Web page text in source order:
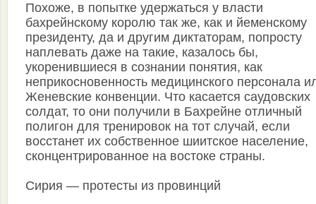
Похоже, в попытке удержаться у власти
бахрейнскому королю так же, как и йеменскому
президенту, да и другим диктаторам, попросту
наплевать даже на такие, казалось бы,
укоренившиеся в сознании понятия, как
неприкосновенность медицинского персонала
Женевские конвенции. Что касается саудовских
солдат, то они получили в Бахрейне отличный
полигон для тренировок на тот случай, если
восстанет их собственное шиитское население,
сконцентрированное на востоке страны.
Сирия — протесты из провинций